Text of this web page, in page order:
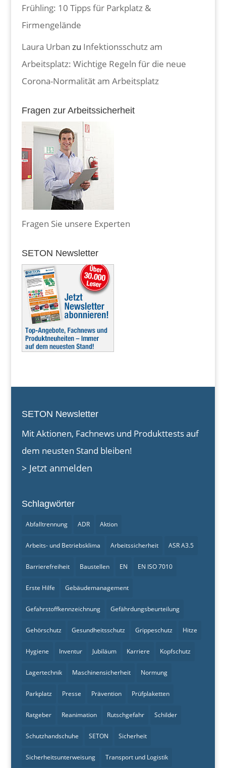
Frühling: 10 Tipps für Parkplatz &
Firmengelände
Laura Urban zu Infektionsschutz am
Arbeitsplatz: Wichtige Regeln für die neue
Corona-Normalität am Arbeitsplatz
Fragen zur Arbeitssicherheit
Fragen Sie unsere Experten
SETON Newsletter
SETON Newsletter
Mit Aktionen, Fachnews und Produkttests auf
dem neusten Stand bleiben!
> Jetzt anmelden
Schlagwörter
Abfalltrennung ADR Aktion
Arbeits- und Betriebsklima Arbeitssicherheit ASR A3.5
Barrierefreiheit Baustellen EN EN ISO 7010
Erste Hilfe Gebäudemanagement
Gefahrstoffkennzeichnung Gefährdungsbeurteilung
Gehörschutz Gesundheitsschutz Grippeschutz Hitze
Hygiene Inventur Jubiläum Karriere Kopfschutz
Lagertechnik Maschinensicherheit Normung
Parkplatz Presse Prävention Prüfplaketten
Ratgeber Reanimation Rutschgefahr Schilder
Schutzhandschuhe SETON Sicherheit
Sicherheitsunterweisung Transport und Logistik